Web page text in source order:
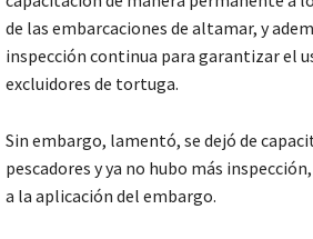
de las embarcaciones de altamar, y
inspección continua para garantizar el
excluidores de tortuga.
Sin embargo, lamentó, se dejó de
pescadores y ya no hubo más
a la aplicación del embargo.